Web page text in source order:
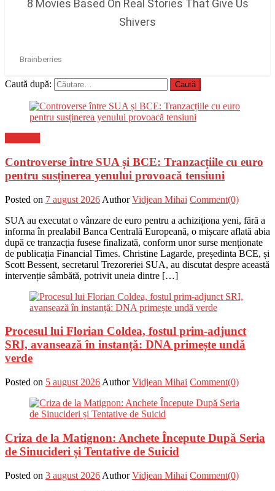
Caută după:
Controverse între SUA și BCE: Tranzacțiile cu euro
pentru susținerea yenului provoacă tensiuni
Posted on 7 august 2026 Author Vidjean Mihai Comment(0)
SUA au executat o vânzare de euro pentru a achiziționa yeni, fără a
informa în prealabil Banca Centrală Europeană, o mișcare aflată abia
după ce tranzacția fusese finalizată, conform unor surse menționate
de publicația Financial Times. Christine Lagarde, președinta BCE, și
Scott Bessent, secretarul Trezoreriei SUA, au discutat despre această
intervenție sâmbătă, potrivit uneia dintre […]
Procesul lui Florian Coldea, fostul prim-adjunct
SRI, avansează în instanță: DNA primește undă
verde
Posted on 5 august 2026 Author Vidjean Mihai Comment(0)
Criza de la Matignon: Anchete Începute După Seria
de Sinucideri și Tentative de Suicid
Posted on 3 august 2026 Author Vidjean Mihai Comment(0)